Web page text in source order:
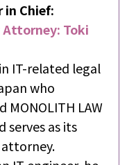
in Chief:
Toki
IT-related legal
who
MONOLITH LAW
serves as its